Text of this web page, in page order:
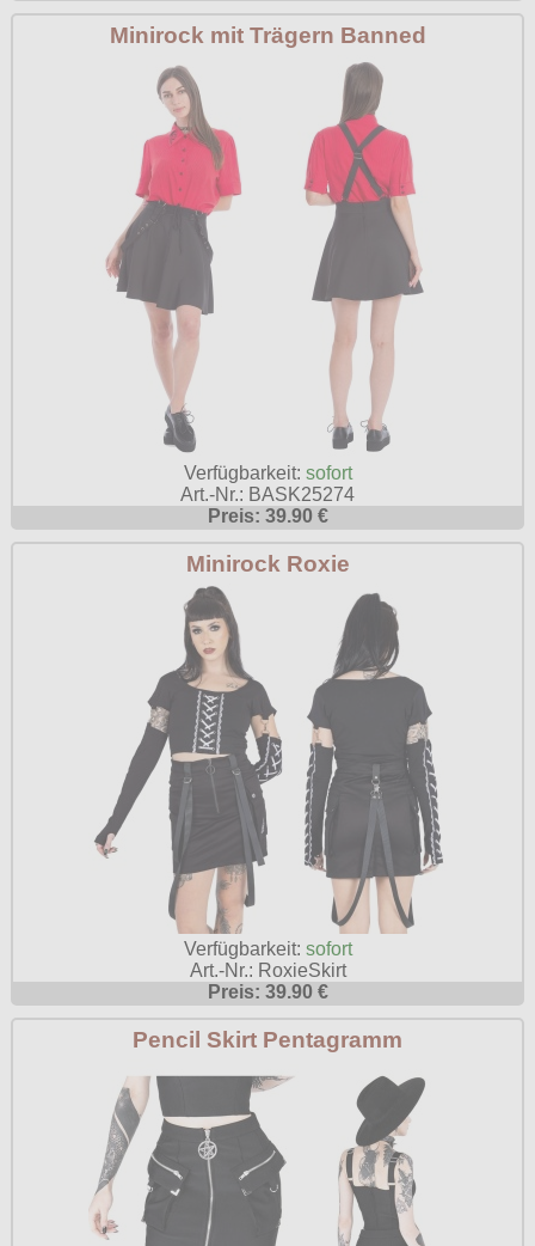
Minirock mit Trägern Banned
Verfügbarkeit: sofort
Art.-Nr.: BASK25274
Preis: 39.90 €
Minirock Roxie
Verfügbarkeit: sofort
Art.-Nr.: RoxieSkirt
Preis: 39.90 €
Pencil Skirt Pentagramm